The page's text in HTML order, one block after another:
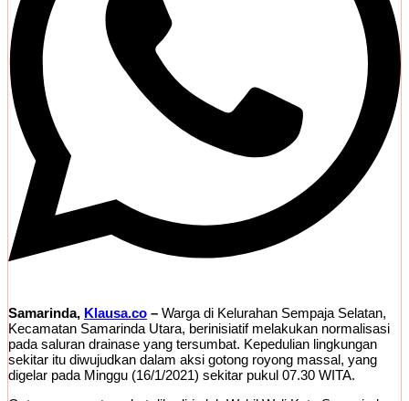
Samarinda, Klausa.co – Warga di Kelurahan Sempaja Selatan,
Kecamatan Samarinda Utara, berinisiatif melakukan normalisasi
pada saluran drainase yang tersumbat. Kepedulian lingkungan
sekitar itu diwujudkan dalam aksi gotong royong massal, yang
digelar pada Minggu (16/1/2021) sekitar pukul 07.30 WITA.